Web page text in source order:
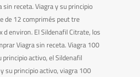
sin receta. Viagra y su principio
de 12 comprimés peut tre
d environ. El Sildenafil Citrate, los
Viagra sin receta. Viagra 100
principio activo, el Sildenafil
su principio activo, viagra 100